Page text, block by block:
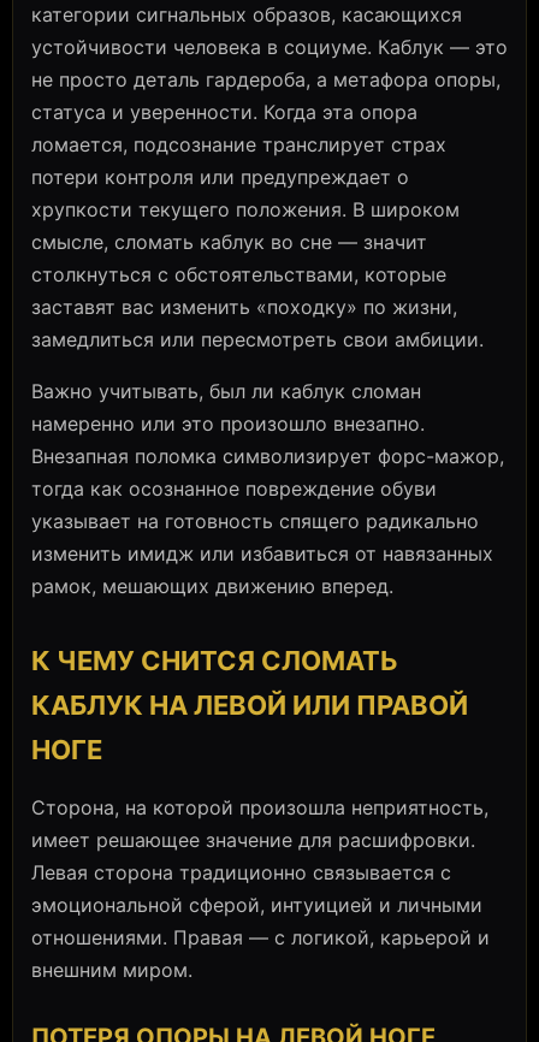
категории сигнальных образов, касающихся
устойчивости человека в социуме. Каблук — это
не просто деталь гардероба, а метафора опоры,
статуса и уверенности. Когда эта опора
ломается, подсознание транслирует страх
потери контроля или предупреждает о
хрупкости текущего положения. В широком
смысле, сломать каблук во сне — значит
столкнуться с обстоятельствами, которые
заставят вас изменить «походку» по жизни,
замедлиться или пересмотреть свои амбиции.
Важно учитывать, был ли каблук сломан
намеренно или это произошло внезапно.
Внезапная поломка символизирует форс-мажор,
тогда как осознанное повреждение обуви
указывает на готовность спящего радикально
изменить имидж или избавиться от навязанных
рамок, мешающих движению вперед.
К ЧЕМУ СНИТСЯ СЛОМАТЬ
КАБЛУК НА ЛЕВОЙ ИЛИ ПРАВОЙ
НОГЕ
Сторона, на которой произошла неприятность,
имеет решающее значение для расшифровки.
Левая сторона традиционно связывается с
эмоциональной сферой, интуицией и личными
отношениями. Правая — с логикой, карьерой и
внешним миром.